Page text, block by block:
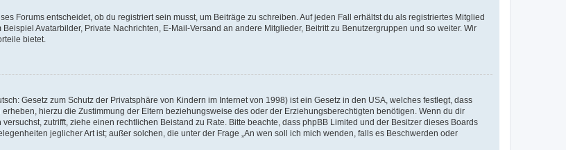
Forums entscheidet, ob du registriert sein musst, um Beiträge zu schreiben. Auf jeden Fall erhältst du als registriertes Mitglied
Avatarbilder, Private Nachrichten, E-Mail-Versand an andere Mitglieder, Beitritt zu Benutzergruppen und so weiter. Wir
bietet.
Gesetz zum Schutz der Privatsphäre von Kindern im Internet von 1998) ist ein Gesetz in den USA, welches festlegt, dass
hierzu die Zustimmung der Eltern beziehungsweise des oder der Erziehungsberechtigten benötigen. Wenn du dir
zutrifft, ziehe einen rechtlichen Beistand zu Rate. Bitte beachte, dass phpBB Limited und der Besitzer dieses Boards
jeglicher Art ist; außer solchen, die unter der Frage „An wen soll ich mich wenden, falls es Beschwerden oder